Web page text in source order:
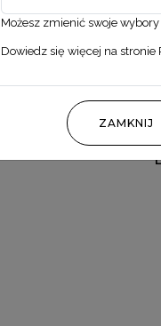
Możesz zmienić swoje
Dowiedz się więcej na stronie
ZAMKNIJ